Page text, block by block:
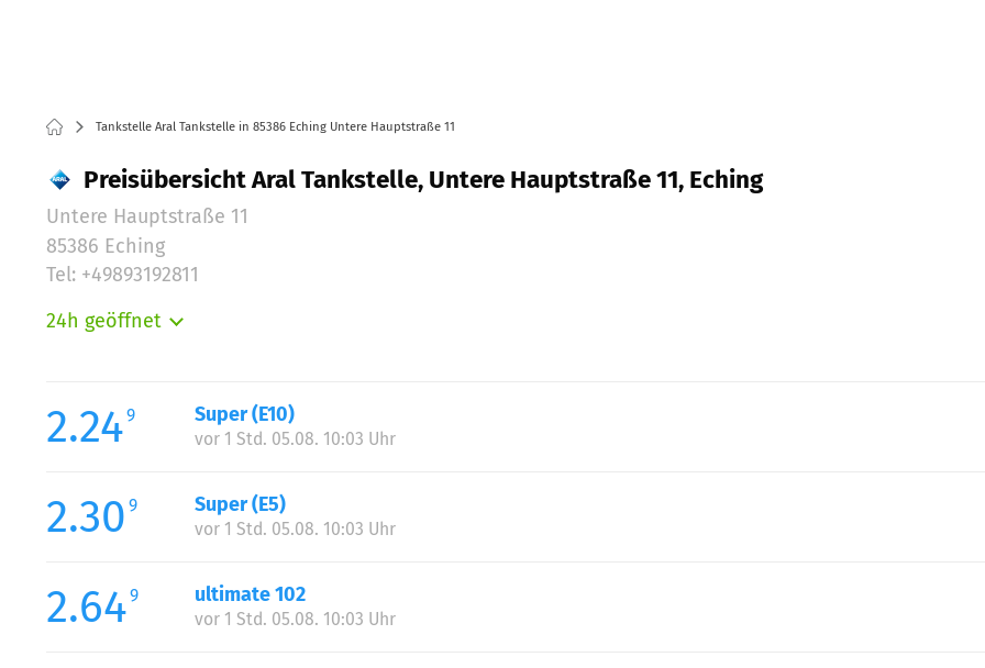
Tankstelle Aral Tankstelle in 85386 Eching Untere Hauptstraße 11
Preisübersicht Aral Tankstelle, Untere Hauptstraße 11, Eching
Untere Hauptstraße 11
85386 Eching
Tel: +49893192811
24h geöffnet
Mittwoch:
Donnerstag:
Samstag:
Sonntag:
2.249 Super (E10)
vor 1 Std. 05.08. 10:03 Uhr
2.30 9 Super (E5)
vor 1 Std. 05.08. 10:03 Uhr
2.649 ultimate 102
vor 1 Std. 05.08. 10:03 Uhr